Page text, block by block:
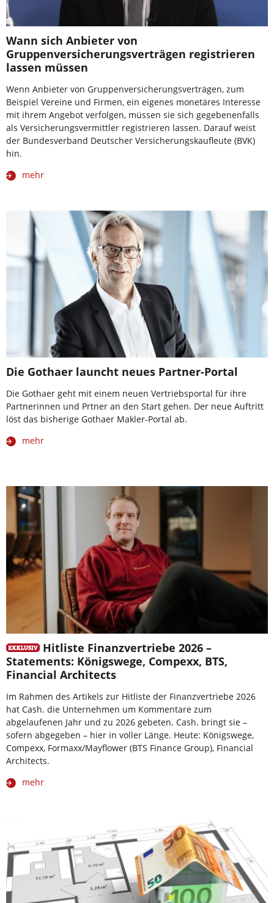
Wann sich Anbieter von
Gruppenversicherungsverträgen registrieren
lassen müssen
Wenn Anbieter von Gruppenversicherungsverträgen, zum
Beispiel Vereine und Firmen, ein eigenes monetäres Interesse
mit ihrem Angebot verfolgen, müssen sie sich gegebenenfalls
als Versicherungsvermittler registrieren lassen. Darauf weist
der Bundesverband Deutscher Versicherungskaufleute (BVK)
hin.
mehr
Die Gothaer launcht neues Partner-Portal
Die Gothaer geht mit einem neuen Vertriebsportal für ihre
Partnerinnen und Prtner an den Start gehen. Der neue Auftritt
löst das bisherige Gothaer Makler-Portal ab.
mehr
Hitliste Finanzvertriebe 2026 –
Statements: Königswege, Compexx, BTS,
Financial Architects
Im Rahmen des Artikels zur Hitliste der Finanzvertriebe 2026
hat Cash. die Unternehmen um Kommentare zum
abgelaufenen Jahr und zu 2026 gebeten. Cash. bringt sie –
sofern abgegeben – hier in voller Länge. Heute: Königswege,
Compexx, Formaxx/Mayflower (BTS Finance Group), Financial
Architects.
mehr